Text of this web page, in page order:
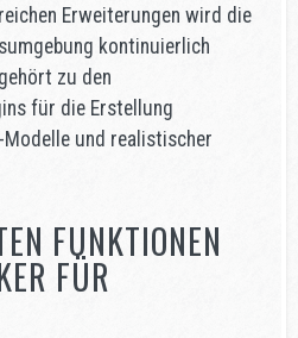
Erweiterungen wird die
kontinuierlich
gehört zu den
für die Erstellung
und realistischer
FUNKTIONEN
FÜR